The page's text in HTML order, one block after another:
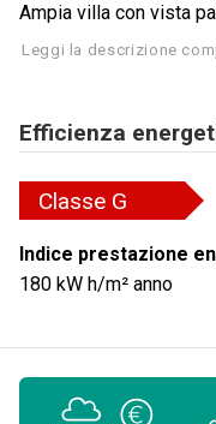
Ampia villa con vista
Leggi la descrizione
Efficienza
Classe G
Indice prestazione
180 kW h/m² anno